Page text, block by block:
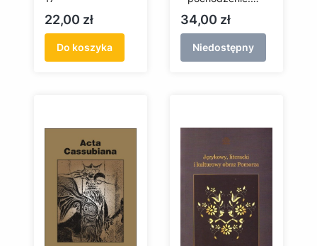
Cena
22,00 zł
Do koszyka
Analiza tożsamości
kaszubskiej
Cena
34,00 zł
Niedostępny